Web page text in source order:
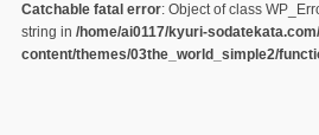
Catchable fatal error: Object of class
string in /home/ai0117/kyuri-
content/themes/03the_world_simple2/